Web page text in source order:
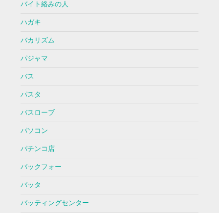
バイト絡みの人
ハガキ
バカリズム
パジャマ
バス
パスタ
バスローブ
パソコン
パチンコ店
バックフォー
バッタ
バッティングセンター